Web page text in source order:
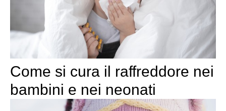
Come si cura il raffreddore nei
bambini e nei neonati